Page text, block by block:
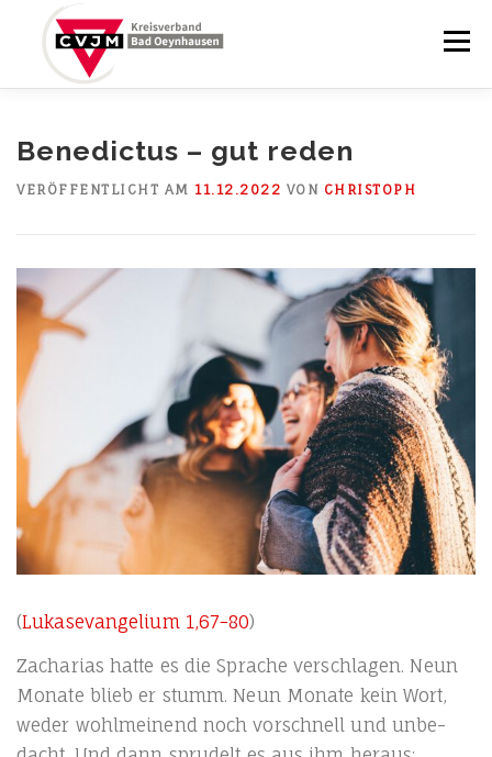
springen
Menü
ÜBER UNS
Benedictus – gut reden
VERÖFFENTLICHT AM 11.12.2022 VON CHRISTOPH
(Lukas­evan­ge­li­um 1,67−80)
Zacha­ri­as hat­te es die Spra­che ver­schla­gen. Neun
Mona­te blieb er stumm. Neun Mona­te kein Wort,
weder wohl­mei­nend noch vor­schnell und unbe­